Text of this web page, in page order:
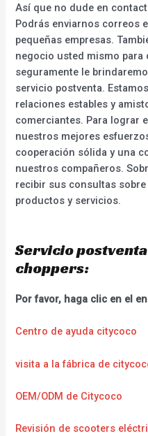
Así que no dude en
Podrás enviarnos correos
pequeñas empresas.
negocio usted mismo para
seguramente le
servicio postventa.
relaciones estables y
comerciantes. Para lograr
nuestros mejores
cooperación sólida y una
nuestros compañeros.
recibir sus consultas
productos y servicios.
Servicio
choppers:
Por favor, haga clic en el
Centro de ayuda citycoco
visita a la fábrica de
OEM/ODM de Citycoco
Revisión de scooters